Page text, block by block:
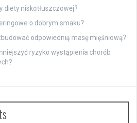
diety niskotłuszczowej?
o dobrym smaku?
odpowiednią masę mięśniową?
ryzyko wystąpienia chorób